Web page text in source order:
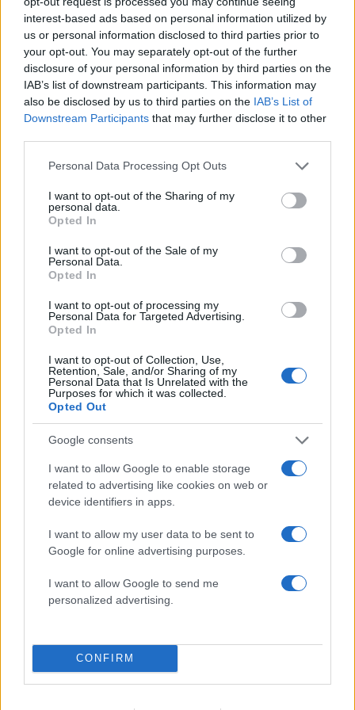
interest-based ads based on personal information utilized by
us or personal information disclosed to third parties prior to
your opt-out. You may separately opt-out of the further
disclosure of your personal information by third parties on the
IAB’s list of downstream participants. This information may
also be disclosed by us to third parties on the IAB’s List of
Downstream Participants that may further disclose it to other
Please note that this website/app uses one or more Google
not limited to your visit or usage behaviour. You may click to
grant or deny consent to Google and its third-party tags to
use your data for below specified purposes in below Google
consent section.
Personal Data Processing Opt Outs
I want to opt-out of the Sharing of my
personal data.
Opted In
I want to opt-out of the Sale of my
Personal Data.
Opted In
I want to opt-out of processing my
Personal Data for Targeted Advertising.
Opted In
I want to opt-out of Collection, Use,
Retention, Sale, and/or Sharing of my
Personal Data that Is Unrelated with the
Purposes for which it was collected.
Opted Out
Google consents
I want to allow Google to enable storage
related to advertising like cookies on web or
device identifiers in apps.
I want to allow my user data to be sent to
Google for online advertising purposes.
I want to allow Google to send me
personalized advertising.
CONFIRM
13:0225.07.26
Τα ονόματα θρύλων
της Formula 1 στις 14
στροφές της πίστας
της Ουγγαρίας
21:4224.07.26
Η Ferrari ταχύτερη
σήμερα στα ελεύθερα
δοκιμαστικά για το
Grand Prix της
Formula 1 στην
Ουγγαρία
ΔΙΑΦΗΜΙΣΗ
10:40 24.07.26
Στην Ουγγαρία από σήμερα η Formula 1, πριν